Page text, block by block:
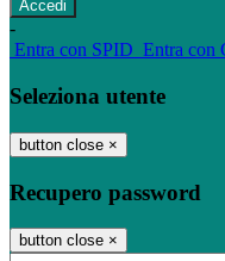
-
Entra con SPID Entra con
Seleziona utente
button close ×
Recupero password
button close ×